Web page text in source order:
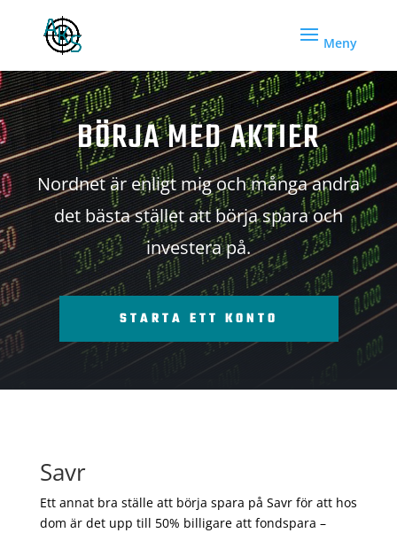
BÖRJA MED AKTIER
Nordnet är enligt mig och många andra
det bästa stället att börja spara och
investera på.
STARTA ETT KONTO
Savr
Ett annat bra ställe att börja spara på Savr för att hos
dom är det upp till 50% billigare att fondspara –